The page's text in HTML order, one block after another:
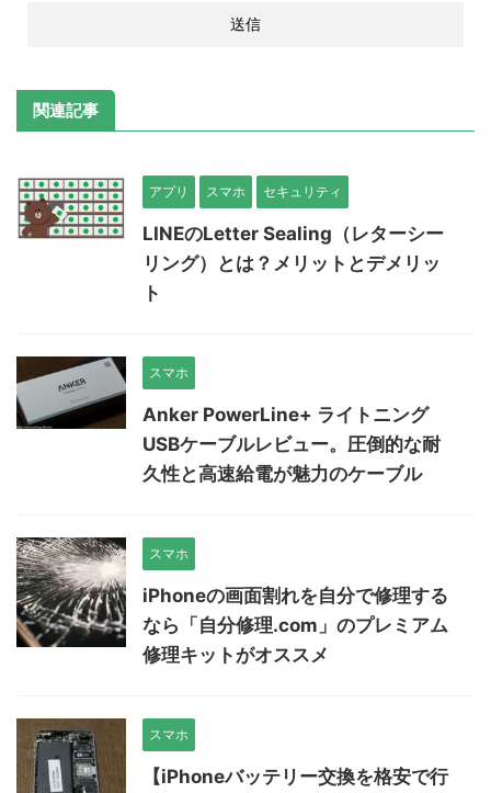
関連記事
アプリ スマホ セキュリティ
LINEのLetter Sealing（レターシー
リング）とは？メリットとデメリッ
ト
スマホ
Anker PowerLine+ ライトニング
USBケーブルレビュー。圧倒的な耐
久性と高速給電が魅力のケーブル
スマホ
iPhoneの画面割れを自分で修理する
なら「自分修理.com」のプレミアム
修理キットがオススメ
スマホ
【iPhoneバッテリー交換を格安で行